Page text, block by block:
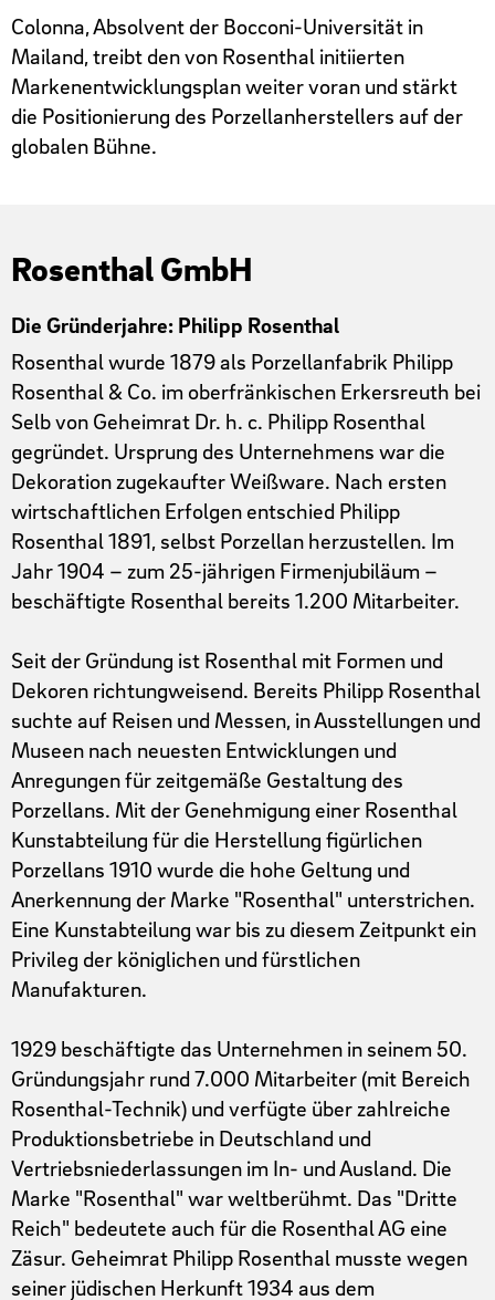
Colonna, Absolvent der Bocconi-Universität in
Mailand, treibt den von Rosenthal initiierten
Markenentwicklungsplan weiter voran und stärkt
die Positionierung des Porzellanherstellers auf der
globalen Bühne.
Rosenthal GmbH
Die Gründerjahre: Philipp Rosenthal
Rosenthal wurde 1879 als Porzellanfabrik Philipp
Rosenthal & Co. im oberfränkischen Erkersreuth bei
Selb von Geheimrat Dr. h. c. Philipp Rosenthal
gegründet. Ursprung des Unternehmens war die
Dekoration zugekaufter Weißware. Nach ersten
wirtschaftlichen Erfolgen entschied Philipp
Rosenthal 1891, selbst Porzellan herzustellen. Im
Jahr 1904 – zum 25-jährigen Firmenjubiläum –
beschäftigte Rosenthal bereits 1.200 Mitarbeiter.
Seit der Gründung ist Rosenthal mit Formen und
Dekoren richtungweisend. Bereits Philipp Rosenthal
suchte auf Reisen und Messen, in Ausstellungen und
Museen nach neuesten Entwicklungen und
Anregungen für zeitgemäße Gestaltung des
Porzellans. Mit der Genehmigung einer Rosenthal
Kunstabteilung für die Herstellung figürlichen
Porzellans 1910 wurde die hohe Geltung und
Anerkennung der Marke "Rosenthal" unterstrichen.
Eine Kunstabteilung war bis zu diesem Zeitpunkt ein
Privileg der königlichen und fürstlichen
Manufakturen.
1929 beschäftigte das Unternehmen in seinem 50.
Gründungsjahr rund 7.000 Mitarbeiter (mit Bereich
Rosenthal-Technik) und verfügte über zahlreiche
Produktionsbetriebe in Deutschland und
Vertriebsniederlassungen im In- und Ausland. Die
Marke "Rosenthal" war weltberühmt. Das "Dritte
Reich" bedeutete auch für die Rosenthal AG eine
Zäsur. Geheimrat Philipp Rosenthal musste wegen
seiner jüdischen Herkunft 1934 aus dem